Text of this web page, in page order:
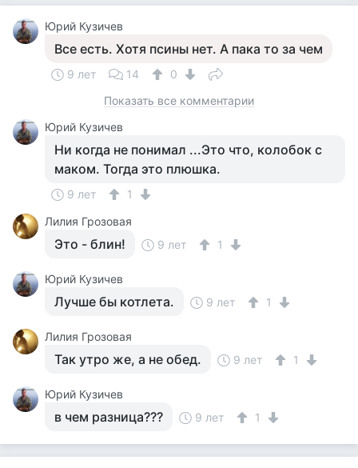
Юрий Кузичев
Все есть. Хотя псины нет. А пака то за чем
9 лет 14
0
Показать все комментарии
Юрий Кузичев
Ни когда не понимал ...Это что, колобок с
маком. Тогда это плюшка.
9 лет
1
Лилия Грозовая
Это - блин! 9 лет 1
Юрий Кузичев
Лучше бы котлета. 9 лет 1
Лилия Грозовая
Так утро же, а не обед. 9 лет 1
Юрий Кузичев
в чем разница??? 9 лет 1